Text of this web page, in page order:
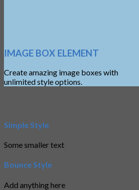
IMAGE BOX ELEMENT
Create amazing image boxes with
unlimited style options.
Simple Style
Some smaller text
Bounce Style
Add anything here